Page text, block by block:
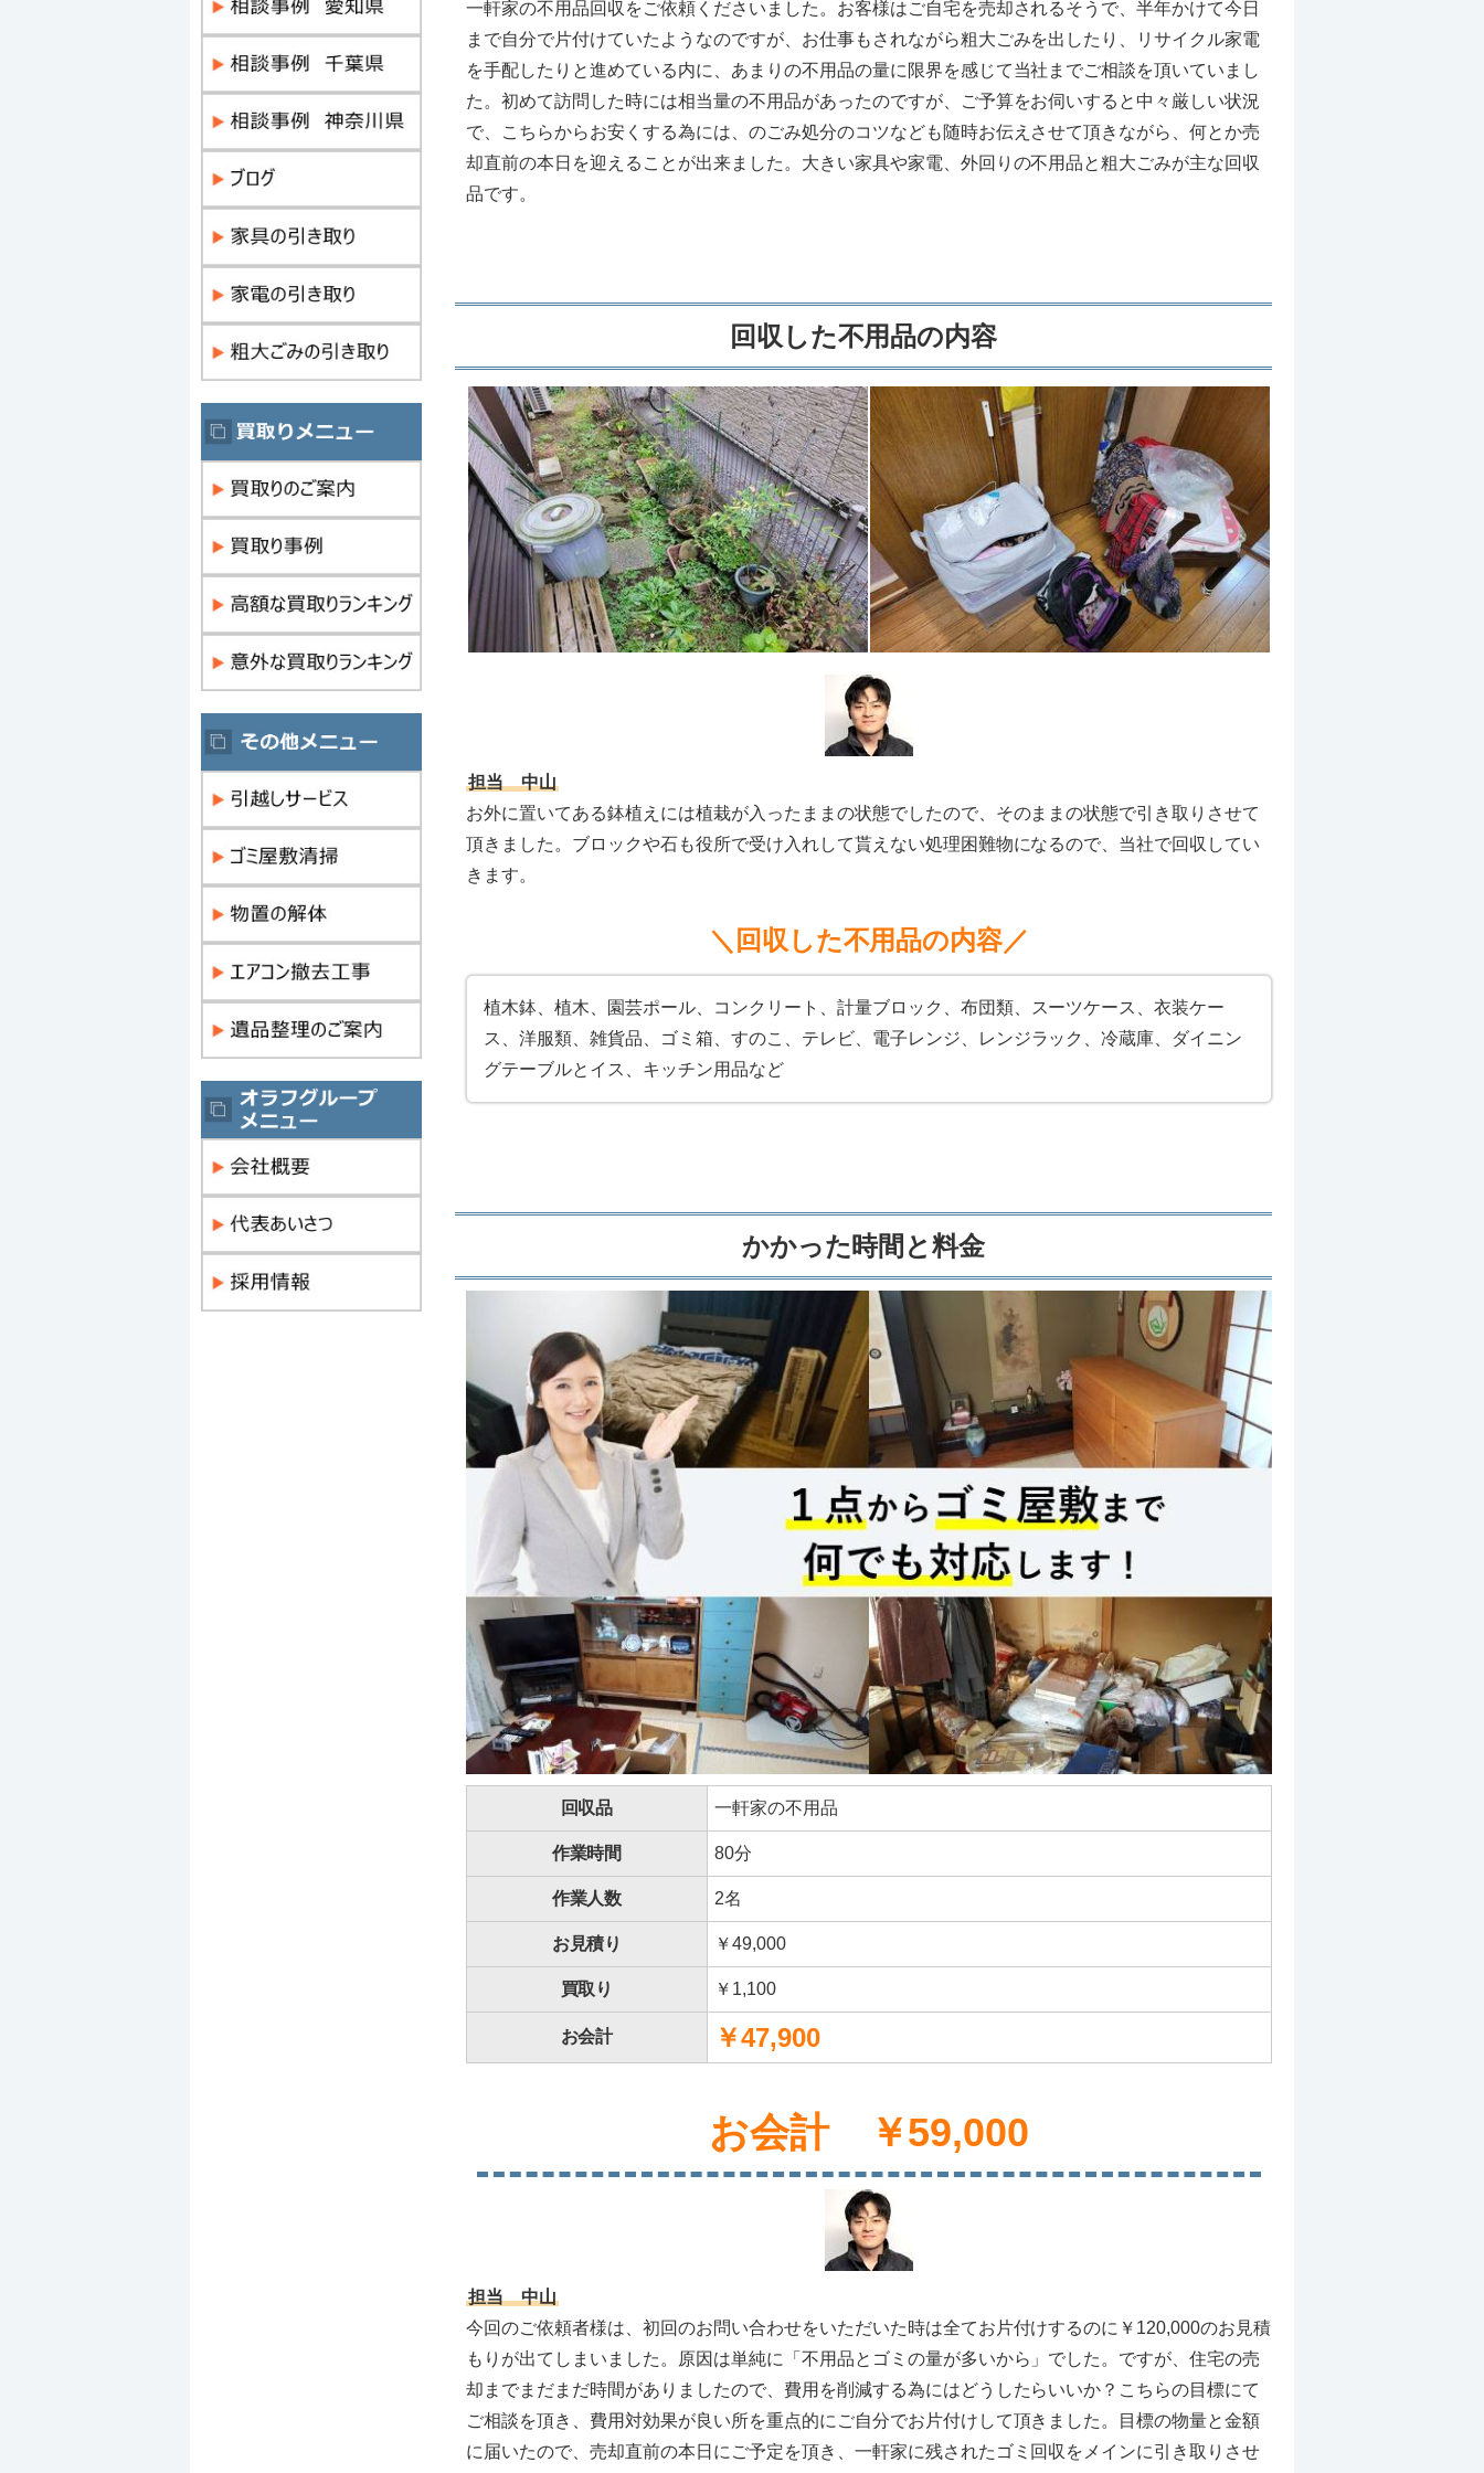
一軒家の不用品回収をご依頼くださいました。お客様はご自宅を売却されるそうで、半年かけて今日
まで自分で片付けていたようなのですが、お仕事もされながら粗大ごみを出したり、リサイクル家電
を手配したりと進めている内に、あまりの不用品の量に限界を感じて当社までご相談を頂いていまし
た。初めて訪問した時には相当量の不用品があったのですが、ご予算をお伺いすると中々厳しい状況
で、こちらからお安くする為には、のごみ処分のコツなども随時お伝えさせて頂きながら、何とか売
却直前の本日を迎えることが出来ました。大きい家具や家電、外回りの不用品と粗大ごみが主な回収
品です。
回収した不用品の内容
担当 中山
お外に置いてある鉢植えには植栽が入ったままの状態でしたので、そのままの状態で引き取りさせて
頂きました。ブロックや石も役所で受け入れして貰えない処理困難物になるので、当社で回収してい
きます。
＼回収した不用品の内容／
植木鉢、植木、園芸ポール、コンクリート、計量ブロック、布団類、スーツケース、衣装ケー
ス、洋服類、雑貨品、ゴミ箱、すのこ、テレビ、電子レンジ、レンジラック、冷蔵庫、ダイニン
グテーブルとイス、キッチン用品など
かかった時間と料金
回収品 一軒家の不用品
作業時間 80分
作業人数 2名
お見積り ￥49,000
買取り ￥1,100
お会計 ￥47,900
お会計 ￥59,000
担当 中山
今回のご依頼者様は、初回のお問い合わせをいただいた時は全てお片付けするのに￥120,000のお見積
もりが出てしまいました。原因は単純に「不用品とゴミの量が多いから」でした。ですが、住宅の売
却までまだまだ時間がありましたので、費用を削減する為にはどうしたらいいか？こちらの目標にて
ご相談を頂き、費用対効果が良い所を重点的にご自分でお片付けして頂きました。目標の物量と金額
に届いたので、売却直前の本日にご予定を頂き、一軒家に残されたゴミ回収をメインに引き取りさせ